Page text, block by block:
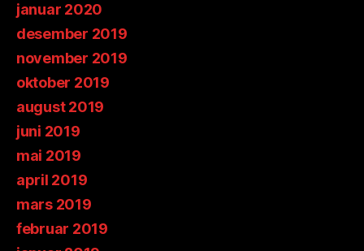
januar 2020
desember 2019
november 2019
oktober 2019
august 2019
juni 2019
mai 2019
april 2019
mars 2019
februar 2019